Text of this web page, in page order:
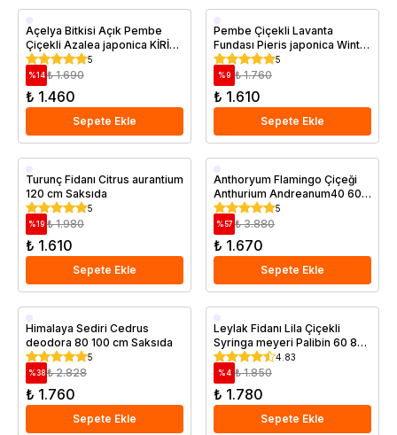
Saksıda
Açelya Bitkisi Açık Pembe
Çiçekli Azalea japonica KİRİN
İthal Saksıda5
%14 ₺ 1.690
₺ 1.460
Sepete Ekle
Saksıda
Pembe Çiçekli Lavanta
Fundası Pieris japonica Winter
Hardy İthal Saksıda
5
% 9 ₺ 1.760
₺ 1.610
Sepete Ekle
Saksıda
Turunç Fidanı Citrus aurantium
120 cm Saksıda
5
%19 ₺ 1.980
₺ 1.610
Sepete Ekle
Saksıda
Anthoryum Flamingo Çiçeği
Anthurium Andreanum40 60
cm Saksıda5
% 57 ₺ 3.880
₺ 1.670
Sepete Ekle
Saksıda
Himalaya Sediri Cedrus
deodora 80 100 cm Saksıda
5
%38 ₺ 2.828
₺ 1.760
Sepete Ekle
Saksıda
Leylak Fidanı Lila Çiçekli
Syringa meyeri Palibin 60 80
cm Saksıda4.83
%4 ₺ 1.850
₺ 1.780
Sepete Ekle